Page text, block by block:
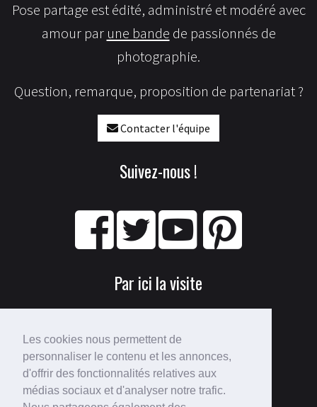
Les cookies nous permettent de
personnaliser le contenu et les annonces,
d'offrir des fonctionnalités relatives aux
médias sociaux et d'analyser notre trafic.
Pose partage est édité, administré et modéré avec
amour par une bande de passionnés de
photographie.
Question, remarque, proposition de partenariat ?
Contacter l'équipe
Suivez-nous !
Par ici la visite